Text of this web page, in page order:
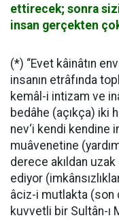
ettirecek; sonra
insan gerçekten
(*) “Evet kâinâtın
insanın etrâfında
kemâl-i intizam ve
bedâhe (açıkça) iki
nev‘i kendi kendine
muâvenetine
derece akıldan
ediyor
âciz-i mutlakta (son
kuvvetli bir Sultân-ı